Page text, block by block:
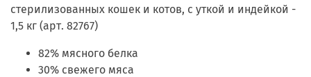
стерилизованных кошек и котов, с уткой и индейкой -
1,5 кг (арт. 82767)
82% мясного белка
30% свежего мяса